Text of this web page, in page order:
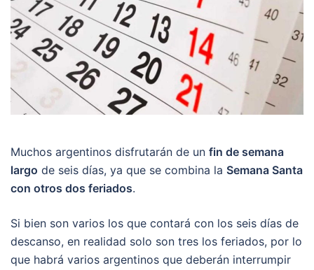
Muchos argentinos disfrutarán de un fin de semana
largo de seis días, ya que se combina la Semana Santa
con otros dos feriados.
Si bien son varios los que contará con los seis días de
descanso, en realidad solo son tres los feriados, por lo
que habrá varios argentinos que deberán interrumpir